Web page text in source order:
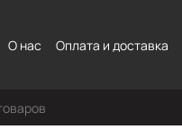
О нас
Оплата и доставка